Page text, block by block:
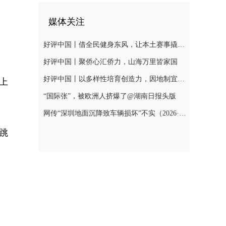
媒体关注
好评中国丨借全民健身东风，让本土赛事撬动消费新增长
好评中国丨聚侨心汇侨力，山海万里皆家国
好评中国丨以多样性培育创造力，因地制宜发展新质生产力
“国际张”，被欧洲人挤爆了@湖南日报头版
网传“深圳地面沉降致车辆损坏”不实（2026·08·06）